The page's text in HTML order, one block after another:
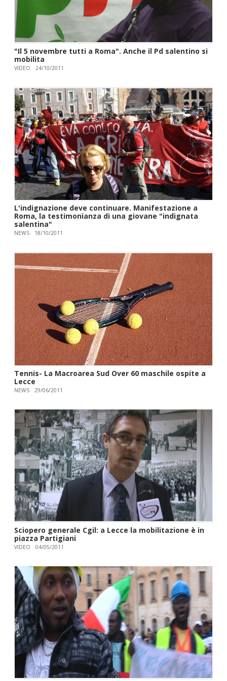
"Il 5 novembre tutti a Roma". Anche il Pd salentino si
mobilita
VIDEO 24/10/2011
L'indignazione deve continuare. Manifestazione a
Roma, la testimonianza di una giovane "indignata
salentina"
NEWS 18/10/2011
Tennis- La Macroarea Sud Over 60 maschile ospite a
Lecce
NEWS 29/06/2011
Sciopero generale Cgil: a Lecce la mobilitazione è in
piazza Partigiani
VIDEO 04/05/2011